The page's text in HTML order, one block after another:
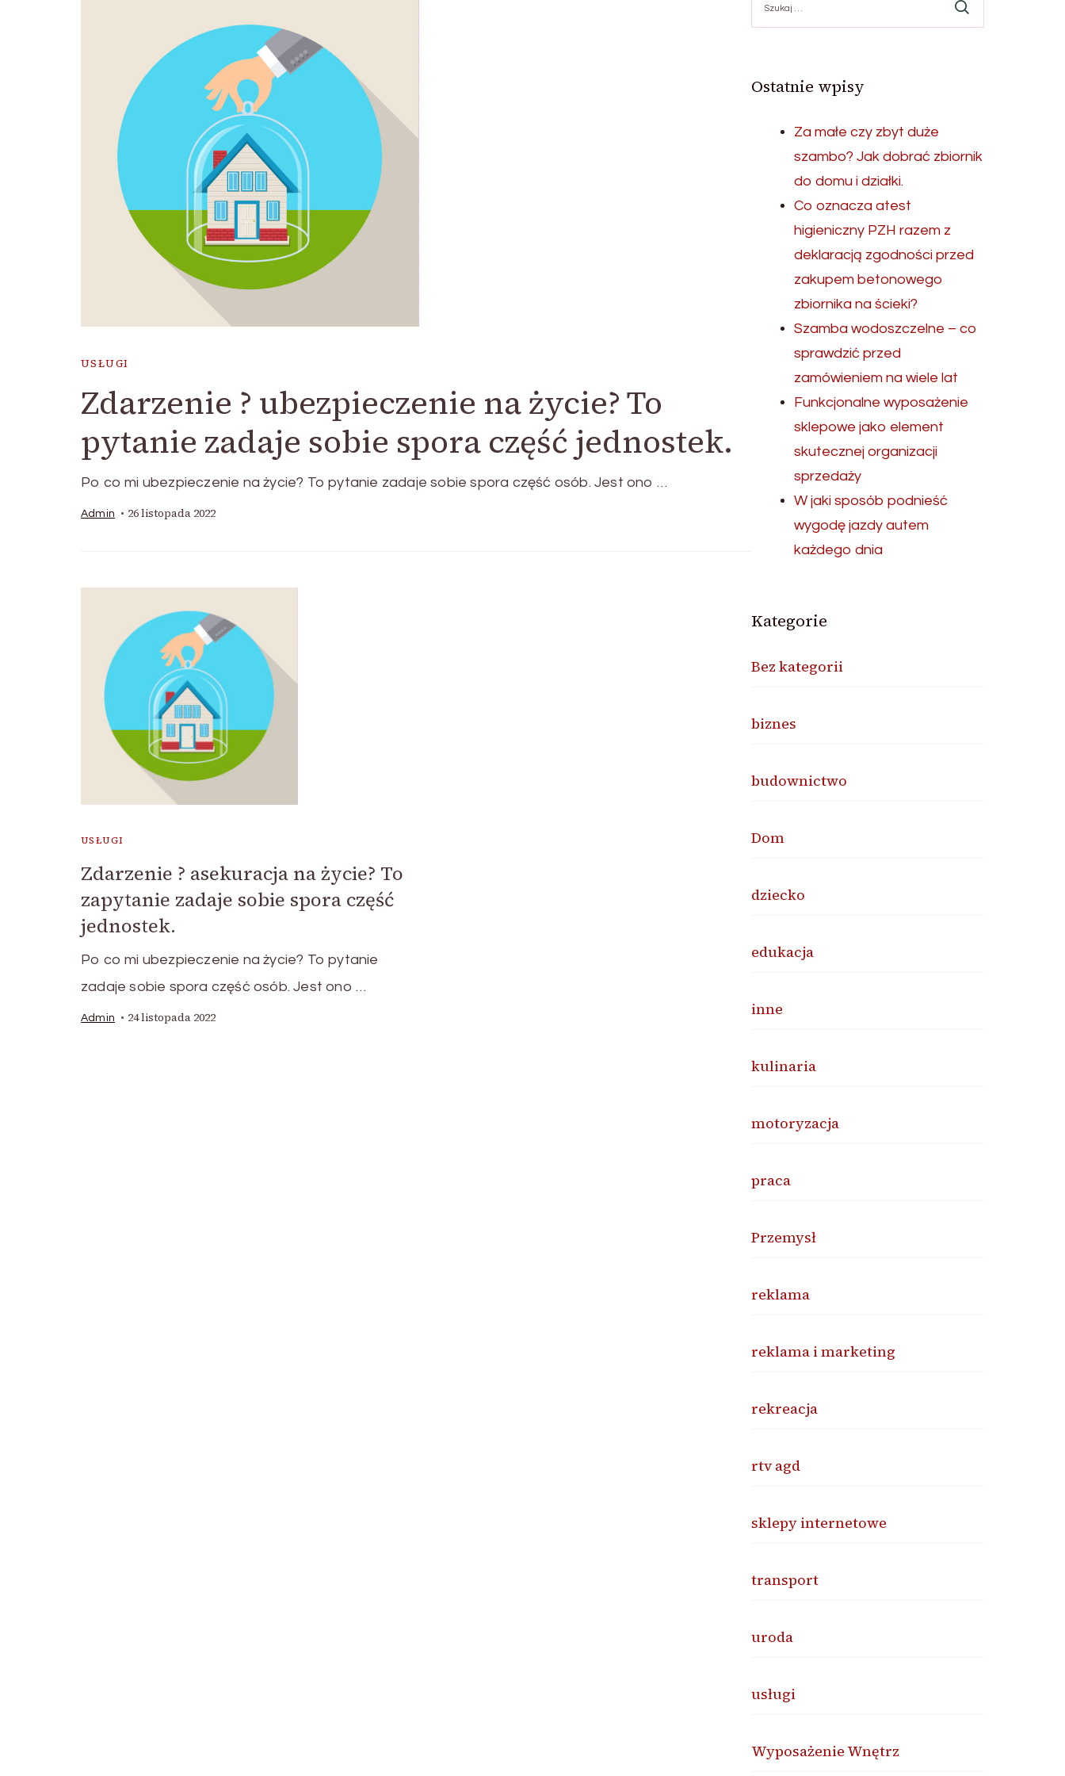
USŁUGI
Zdarzenie ? ubezpieczenie na życie? To
pytanie zadaje sobie spora część jednostek.
Po co mi ubezpieczenie na życie? To pytanie zadaje sobie spora część osób. Jest ono …
Admin 26 listopada 2022
USŁUGI
Zdarzenie ? asekuracja na życie? To
zapytanie zadaje sobie spora część
jednostek.
Po co mi ubezpieczenie na życie? To pytanie
zadaje sobie spora część osób. Jest ono …
Admin 24 listopada 2022
Ostatnie wpisy
Za małe czy zbyt duże
szambo? Jak dobrać zbiornik
do domu i działki.
Co oznacza atest
higieniczny PZH razem z
deklaracją zgodności przed
zakupem betonowego
zbiornika na ścieki?
Szamba wodoszczelne – co
sprawdzić przed
zamówieniem na wiele lat
Funkcjonalne wyposażenie
sklepowe jako element
skutecznej organizacji
sprzedaży
W jaki sposób podnieść
wygodę jazdy autem
każdego dnia
Kategorie
Bez kategorii
biznes
budownictwo
Dom
dziecko
edukacja
inne
kulinaria
motoryzacja
praca
Przemysł
reklama
reklama i marketing
rekreacja
rtv agd
sklepy internetowe
transport
uroda
usługi
Wyposażenie Wnętrz